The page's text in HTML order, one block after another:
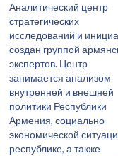
Аналитический центр
стратегических
исследований и
создан группой
экспертов. Центр
занимается анализом
внутренней и внешней
политики Республики
Армения, социально-
экономической
республике, а также